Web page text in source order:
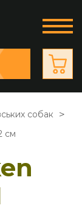
собак
см